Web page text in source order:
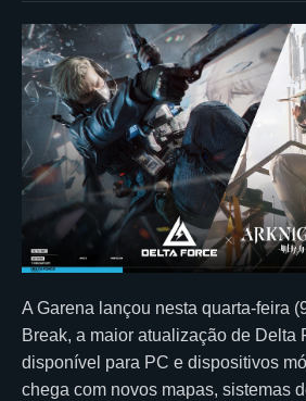
A Garena lançou nesta quarta-feira
Break, a maior atualização de Delta
disponível para PC e dispositivos
chega com novos mapas, sistemas